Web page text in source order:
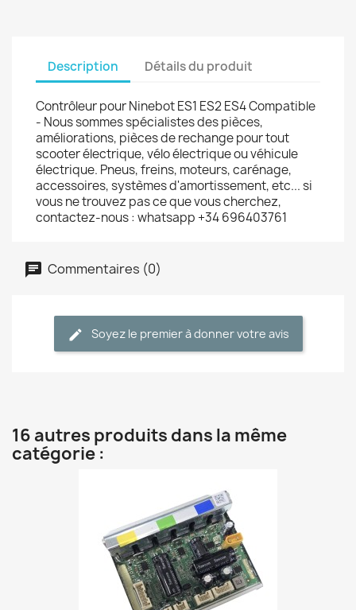
Description Détails du produit
Contrôleur pour Ninebot ES1 ES2 ES4 Compatible
- Nous sommes spécialistes des pièces,
améliorations, pièces de rechange pour tout
scooter électrique, vélo électrique ou véhicule
électrique. Pneus, freins, moteurs, carénage,
accessoires, systèmes d'amortissement, etc... si
vous ne trouvez pas ce que vous cherchez,
contactez-nous : whatsapp +34 696403761
Commentaires (0)
Soyez le premier à donner votre avis
16 autres produits dans la même
catégorie :